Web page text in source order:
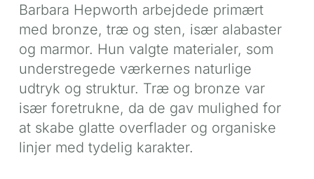
Barbara Hepworth arbejdede primært
med bronze, træ og sten, især alabaster
og marmor. Hun valgte materialer, som
understregede værkernes naturlige
udtryk og struktur. Træ og bronze var
især foretrukne, da de gav mulighed for
at skabe glatte overflader og organiske
linjer med tydelig karakter.